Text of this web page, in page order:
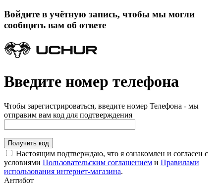
Войдите в учётную запись, чтобы мы могли
сообщить вам об ответе
Введите номер телефона
Чтобы зарегистрироваться, введите номер Телефона - мы
отправим вам код для подтверждения
Получить код
Настоящим подтверждаю, что я ознакомлен и согласен с
условиями Пользовательским соглашением и Правилами
использования интернет-магазина.
Антибот